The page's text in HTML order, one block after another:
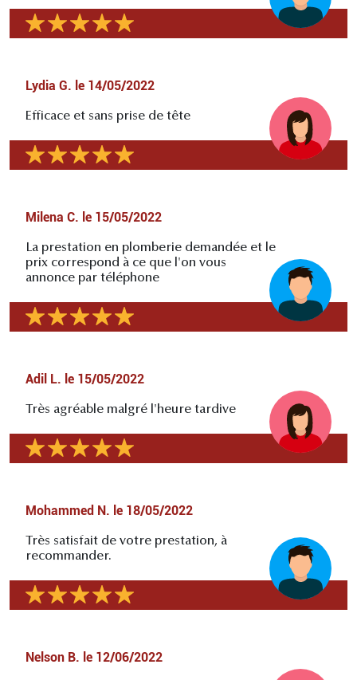
Lydia G. le 14/05/2022
Efficace et sans prise de tête
Milena C. le 15/05/2022
La prestation en plomberie demandée et le
prix correspond à ce que l'on vous
annonce par téléphone
Adil L. le 15/05/2022
Très agréable malgré l'heure tardive
Mohammed N. le 18/05/2022
Très satisfait de votre prestation, à
recommander.
Nelson B. le 12/06/2022